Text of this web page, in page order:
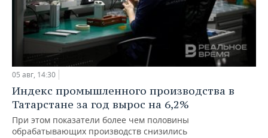
05 авг, 14:30
Индекс промышленного производства в
Татарстане за год вырос на 6,2%
При этом показатели более чем половины
обрабатывающих производств снизились